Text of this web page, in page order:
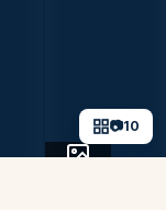
📷10